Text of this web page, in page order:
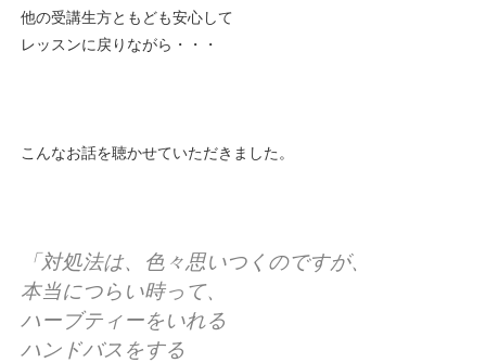
他の受講生方ともども安心して
レッスンに戻りながら・・・
こんなお話を聴かせていただきました。
「対処法は、色々思いつくのですが、
本当につらい時って、
ハーブティーをいれる
ハンドバスをする